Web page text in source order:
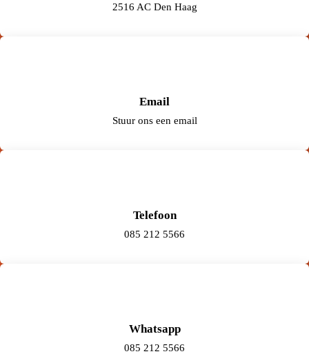
2516 AC Den Haag
Email
Stuur ons een email
Telefoon
085 212 5566
Whatsapp
085 212 5566